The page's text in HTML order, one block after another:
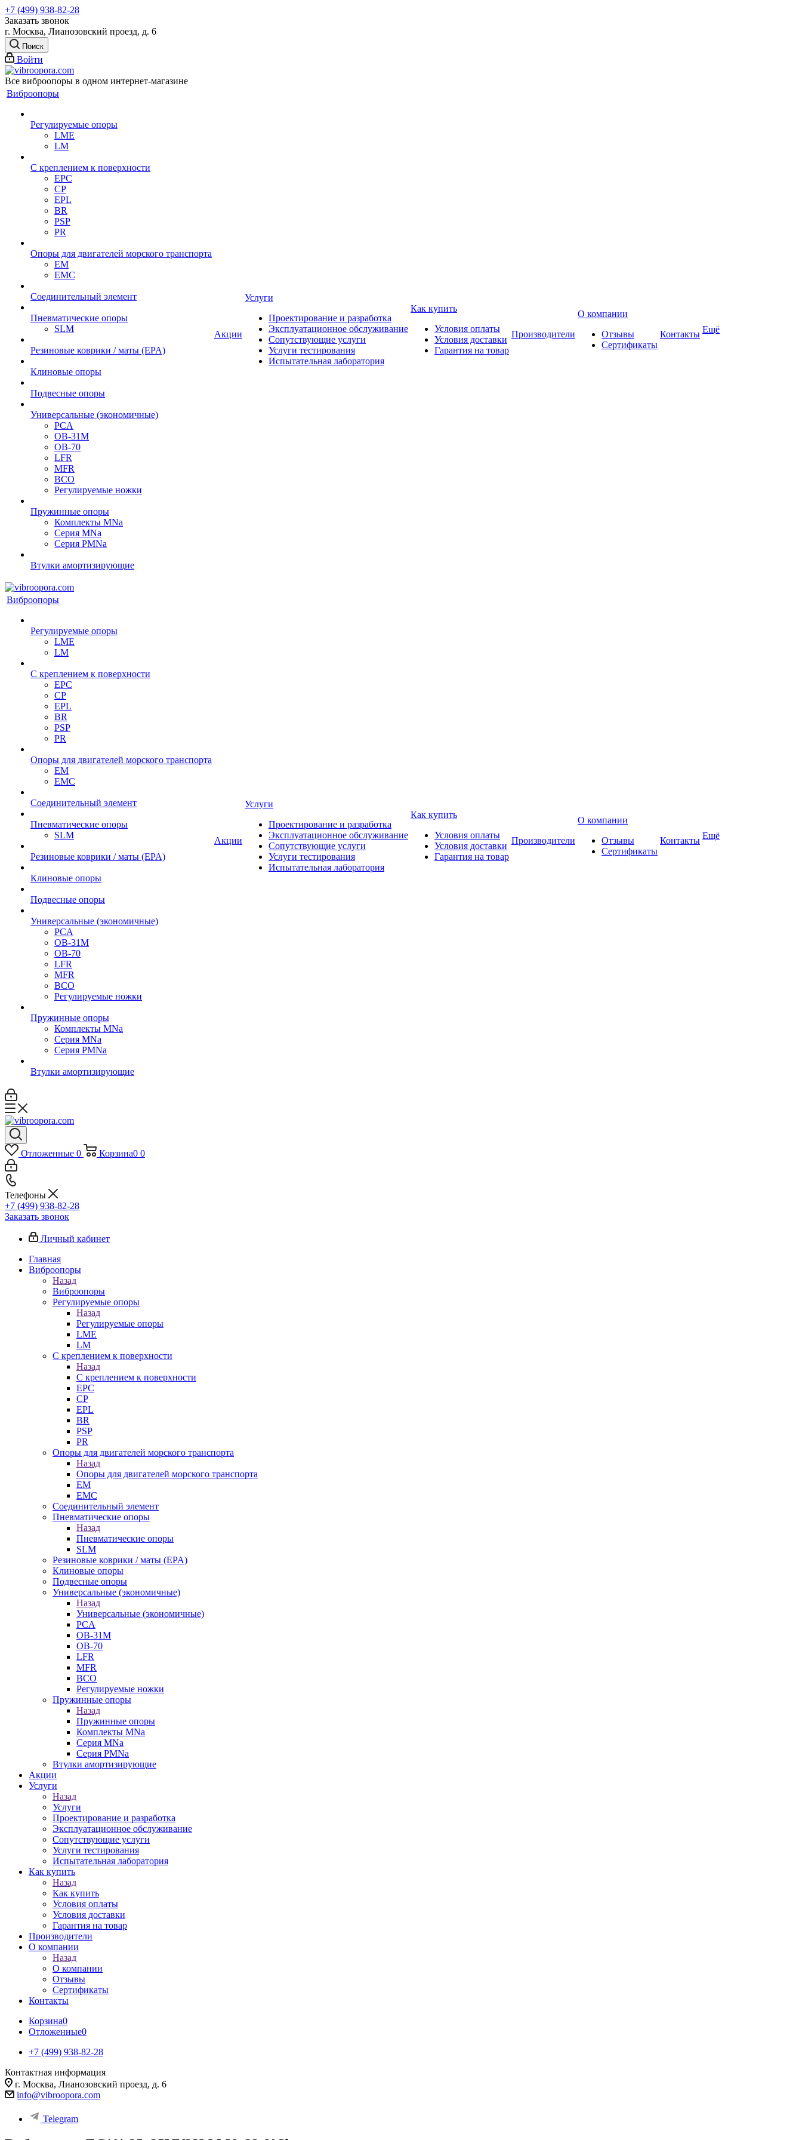
+7 (499) 938-82-28
Заказать звонок
г. Москва, Лианозовский проезд, д. 6
Поиск
Войти
Все виброопоры в одном интернет-магазине
Виброопоры
Регулируемые опоры
LME
LM
С креплением к поверхности
EPC
CP
EPL
BR
PSP
PR
Опоры для двигателей морского транспорта
EM
EMC
Cоединительный элемент
Пневматические опоры
SLM
Резиновые коврики / маты (EPA)
Клиновые опоры
Подвесные опоры
Универсальные (экономичные)
PCA
ОВ-31М
OB-70
LFR
MFR
ВСО
Регулируемые ножки
Пружинные опоры
Комплекты MNa
Серия MNa
Серия PMNa
Втулки амортизирующие
Акции
Услуги
Проектирование и разработка
Эксплуатационное обслуживание
Сопутствующие услуги
Услуги тестирования
Испытательная лаборатория
Как купить
Условия оплаты
Условия доставки
Гарантия на товар
Производители
О компании
Отзывы
Сертификаты
Контакты Ещё
Виброопоры
Регулируемые опоры
LME
LM
С креплением к поверхности
EPC
CP
EPL
BR
PSP
PR
Опоры для двигателей морского транспорта
EM
EMC
Cоединительный элемент
Пневматические опоры
SLM
Резиновые коврики / маты (EPA)
Клиновые опоры
Подвесные опоры
Универсальные (экономичные)
PCA
ОВ-31М
OB-70
LFR
MFR
ВСО
Регулируемые ножки
Пружинные опоры
Комплекты MNa
Серия MNa
Серия PMNa
Втулки амортизирующие
Акции
Услуги
Проектирование и разработка
Эксплуатационное обслуживание
Сопутствующие услуги
Услуги тестирования
Испытательная лаборатория
Как купить
Условия оплаты
Условия доставки
Гарантия на товар
Производители
О компании
Отзывы
Сертификаты
Контакты Ещё
Отложенные 0 Корзина0 0
Телефоны
+7 (499) 938-82-28
Заказать звонок
Личный кабинет
Главная
Виброопоры
Назад
Виброопоры
Регулируемые опоры
Назад
Регулируемые опоры
LME
LM
С креплением к поверхности
Назад
С креплением к поверхности
EPC
CP
EPL
BR
PSP
PR
Опоры для двигателей морского транспорта
Назад
Опоры для двигателей морского транспорта
EM
EMC
Cоединительный элемент
Пневматические опоры
Назад
Пневматические опоры
SLM
Резиновые коврики / маты (EPA)
Клиновые опоры
Подвесные опоры
Универсальные (экономичные)
Назад
Универсальные (экономичные)
PCA
ОВ-31М
OB-70
LFR
MFR
ВСО
Регулируемые ножки
Пружинные опоры
Назад
Пружинные опоры
Комплекты MNa
Серия MNa
Серия PMNa
Втулки амортизирующие
Акции
Услуги
Назад
Услуги
Проектирование и разработка
Эксплуатационное обслуживание
Сопутствующие услуги
Услуги тестирования
Испытательная лаборатория
Как купить
Назад
Как купить
Условия оплаты
Условия доставки
Гарантия на товар
Производители
О компании
Назад
О компании
Отзывы
Сертификаты
Контакты
Корзина0
Отложенные0
+7 (499) 938-82-28
Контактная информация
г. Москва, Лианозовский проезд, д. 6
info@vibroopora.com
Telegram